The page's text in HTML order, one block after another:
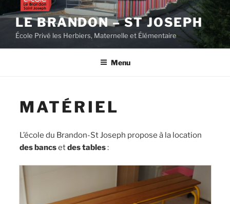
principal
LE BRANDON – ST JOSEPH
École Privé les Herbiers, Maternelle et Élémentaire
Menu
MATÉRIEL
L’école du Brandon-St Joseph propose à la location
des bancsetdes tables: